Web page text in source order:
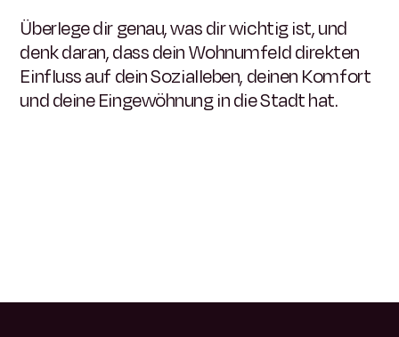
Überlege dir genau, was dir wichtig ist, und
denk daran, dass dein Wohnumfeld direkten
Einfluss auf dein Sozialleben, deinen Komfort
und deine Eingewöhnung in die Stadt hat.